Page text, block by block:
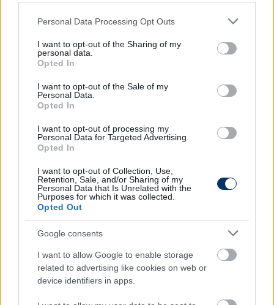
Please note that this website/app uses one or more Google
not limited to your visit or usage behaviour. You may click to
grant or deny consent to Google and its third-party tags to
use your data for below specified purposes in below Google
consent section.
Personal Data Processing Opt Outs
I want to opt-out of the Sharing of my
personal data.
Opted In
I want to opt-out of the Sale of my
Personal Data.
Opted In
I want to opt-out of processing my
Personal Data for Targeted Advertising.
Opted In
I want to opt-out of Collection, Use,
Retention, Sale, and/or Sharing of my
Personal Data that Is Unrelated with the
Purposes for which it was collected.
Opted Out
Google consents
I want to allow Google to enable storage
related to advertising like cookies on web or
device identifiers in apps.
nem tudom megmondani, hogy ez milyen
hatással lesz a jövőre
az új riválistól sem.
különleges szerepe lehet majd a kapuspuzzle-ben.
Freddyvel egy nagyon jó, ambiciózus és jól
összeszokott csapatot alkotunk. Ez az, ami miatt az
RB Leipzignél az általános környezet is remek
számomra, és biztosítja a feltételeket ahhoz, hogy a
lehető legjobb teljesítményt nyújtsam
fogalmazott légiósunk Gößling kapcsán, aki 2015
edzéseiről, amelyek folyamatosan kihívások elé
állítják védenceit" a lipcsei lap szerint.